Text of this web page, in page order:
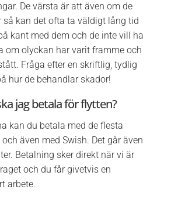
De värsta är att även om de
så kan det ofta ta väldigt lång tid
kant med dem och de inte vill ha
om olyckan har varit framme och
Fråga efter en skriftlig, tydlig
hur de behandlar skador!
jag betala för flytten?
kan du betala med de flesta
även med Swish. Det går även
Betalning sker direkt när vi är
och du får givetvis en
arbete.